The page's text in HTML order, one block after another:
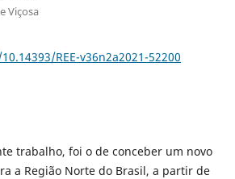
Viçosa
REE-v36n2a2021-52200
trabalho, foi o de conceber um novo
a Região Norte do Brasil, a partir de